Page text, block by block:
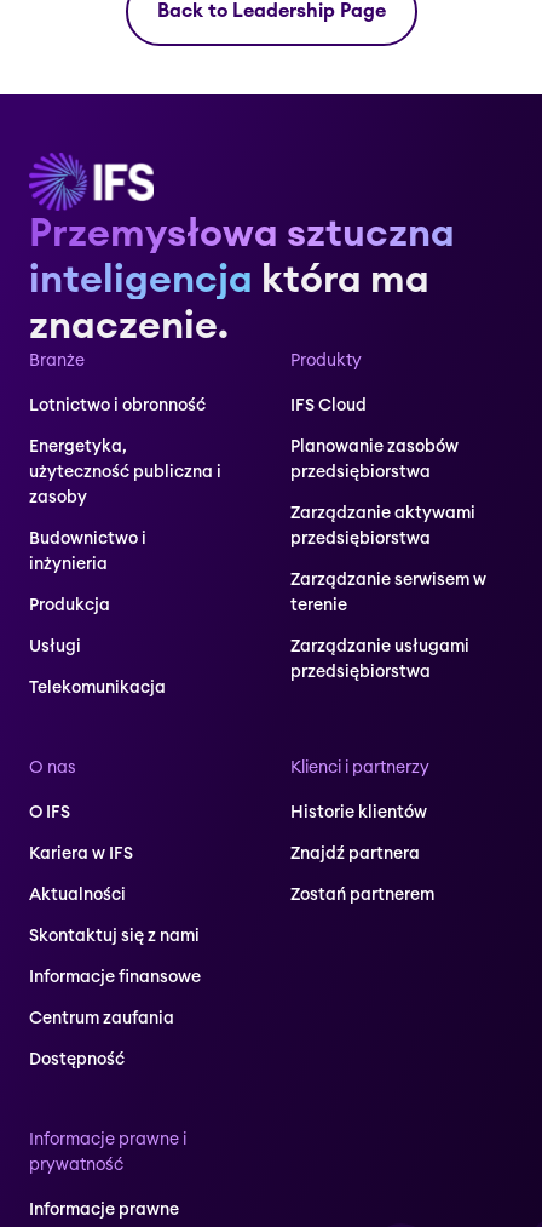
Back to Leadership Page
Przemysłowa sztuczna
inteligencja która ma
znaczenie.
Branże
Lotnictwo i obronność
Energetyka,
użyteczność publiczna i
zasoby
Budownictwo i
inżynieria
Produkcja
Usługi
Telekomunikacja
Produkty
IFS Cloud
Planowanie zasobów
przedsiębiorstwa
Zarządzanie aktywami
przedsiębiorstwa
Zarządzanie serwisem w
terenie
Zarządzanie usługami
przedsiębiorstwa
O nas
O IFS
Kariera w IFS
Aktualności
Skontaktuj się z nami
Informacje finansowe
Centrum zaufania
Dostępność
Klienci i partnerzy
Historie klientów
Znajdź partnera
Zostań partnerem
Informacje prawne i
prywatność
Informacje prawne